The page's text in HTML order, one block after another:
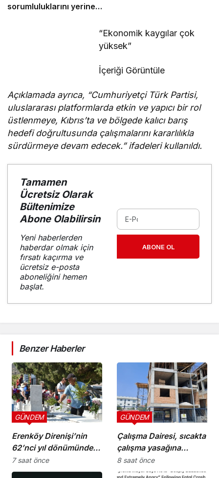
sorumluluklarını yerine
“Ekonomik kaygılar çok
yüksek”
İçeriği Görüntüle
Açıklamada ayrıca, “Cumhuriyetçi Türk Partisi,
uluslararası platformlarda etkin ve yapıcı bir rol
üstlenmeye, Kıbrıs’ta ve bölgede kalıcı barış
hedefi doğrultusunda çalışmalarını kararlılıkla
sürdürmeye devam edecek.” ifadeleri kullanıldı.
Tamamen
Ücretsiz Olarak
Bültenimize
Abone Olabilirsin
Yeni haberlerden
haberdar olmak için
fırsatı kaçırma ve
ücretsiz e-posta
aboneliğini hemen
başlat.
ABONE OL
Benzer Haberler
Erenköy Direnişi’nin
62’nci yıl dönümünde
şehitler törenle anıldı
GÜNDEM
7 saat önce
Çalışma Dairesi, sıcakta
çalışma yasağına
uymayan 19 iş yerine
uyarı verdi
GÜNDEM
8 saat önce